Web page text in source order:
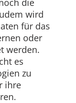
wird
für das
oder
werden.
es
zu
ihre